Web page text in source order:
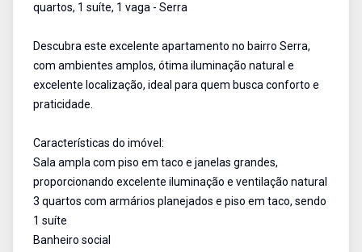
quartos, 1 suíte, 1 vaga - Serra
Descubra este excelente apartamento no bairro Serra,
com ambientes amplos, ótima iluminação natural e
excelente localização, ideal para quem busca conforto e
praticidade.
Características do imóvel:
Sala ampla com piso em taco e janelas grandes,
proporcionando excelente iluminação e ventilação natural
3 quartos com armários planejados e piso em taco, sendo
1 suíte
Banheiro social